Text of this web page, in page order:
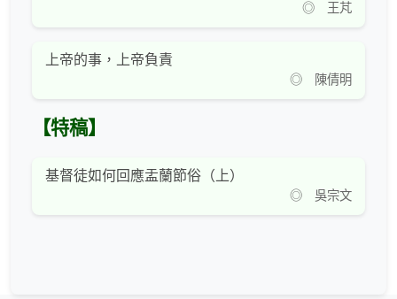
◎ 王芃
上帝的事，上帝負責
◎ 陳倩明
【特稿】
基督徒如何回應盂蘭節俗（上）
◎ 吳宗文